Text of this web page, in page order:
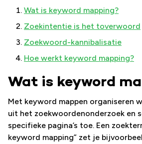
Wat is keyword mapping?
Zoekintentie is het toverwoord
Zoekwoord-kannibalisatie
Hoe werkt keyword mapping?
Wat is keyword
Met keyword mappen organiseren
uit het zoekwoordenonderzoek en
specifieke pagina’s toe. Een
keyword mapping” zet je